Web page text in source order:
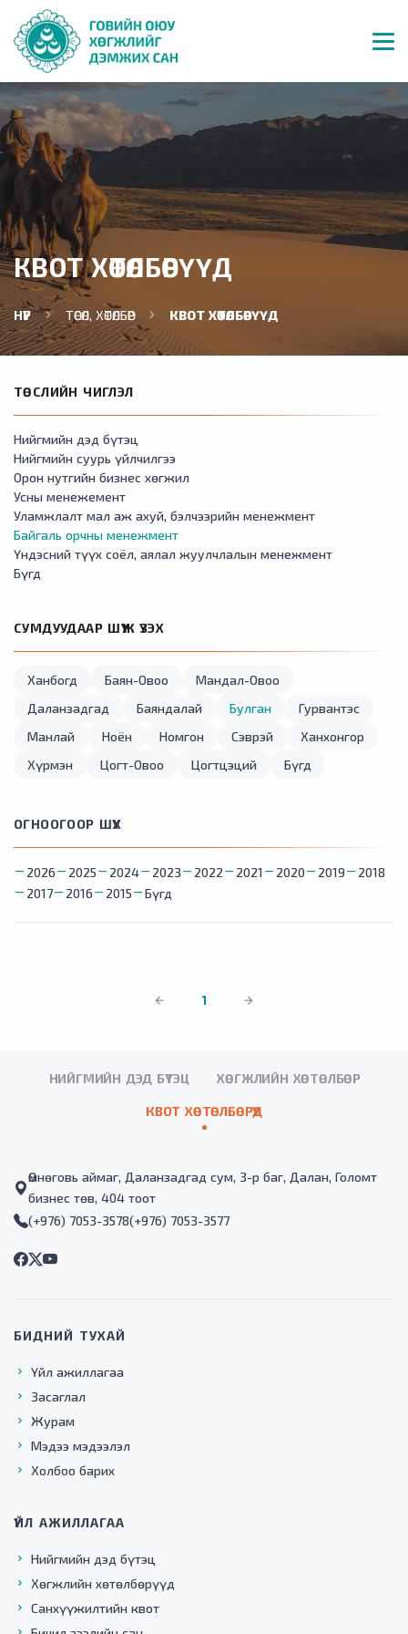
КВОТ ХӨТӨЛБӨРҮҮД
НҮҮР ТӨСӨЛ, ХӨТӨЛБӨР КВОТ ХӨТӨЛБӨРҮҮД
ТӨСЛИЙН ЧИГЛЭЛ
Нийгмийн дэд бүтэц
Нийгмийн суурь үйлчилгээ
Орон нутгийн бизнес хөгжил
Усны менежемент
Уламжлалт мал аж ахуй, бэлчээрийн менежмент
Байгаль орчны менежмент
Үндэсний түүх соёл, аялал жуулчлалын менежмент
Бүгд
СУМДУУДААР ШҮҮЖ ҮЗЭХ
Ханбогд Баян-Овоо
Мандал-Овоо
Даланзадгад
Баяндалай Булган
Гурвантэс
Манлай
Ноён Номгон Сэврэй
Ханхонгор
Хүрмэн
Цогт-Овоо Цогтцэций Бүгд
ОГНООГООР ШҮҮХ
2026 2025 2024 2023 2022 2021 2020 2019
2018
2017
2016 2015 Бүгд
1
НИЙГМИЙН ДЭД БҮТЭЦ ХӨГЖЛИЙН ХӨТӨЛБӨР
КВОТ ХӨТӨЛБӨРҮҮД
Өмнөговь аймаг, Даланзадгад сум, 3-р баг, Далан, Голомт
бизнес төв, 404 тоот
(+976) 7053-3578(+976) 7053-3577
БИДНИЙ ТУХАЙ
Үйл ажиллагаа
Засаглал
Журам
Мэдээ мэдээлэл
Холбоо барих
ҮЙЛ АЖИЛЛАГАА
Нийгмийн дэд бүтэц
Хөгжлийн хөтөлбөрүүд
Санхүүжилтийн квот